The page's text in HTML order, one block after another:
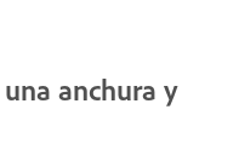
anchura y